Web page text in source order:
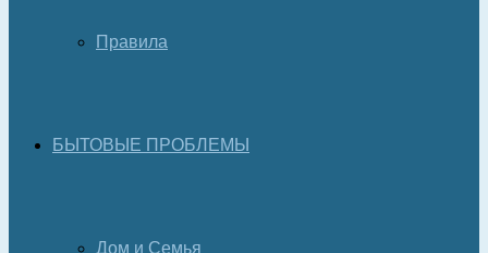
Правила
БЫТОВЫЕ ПРОБЛЕМЫ
Дом и Семья